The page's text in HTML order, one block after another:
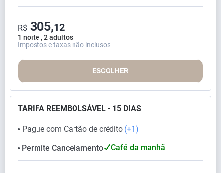
1 noite , 2 adultos
R$ 305,12
Impostos e taxas não inclusos
ESCOLHER
TARIFA REEMBOLSÁVEL - 15 DIAS
⬤ Pague com Cartão de crédito (+1)
⬤ Permite Cancelamento Café da manhã